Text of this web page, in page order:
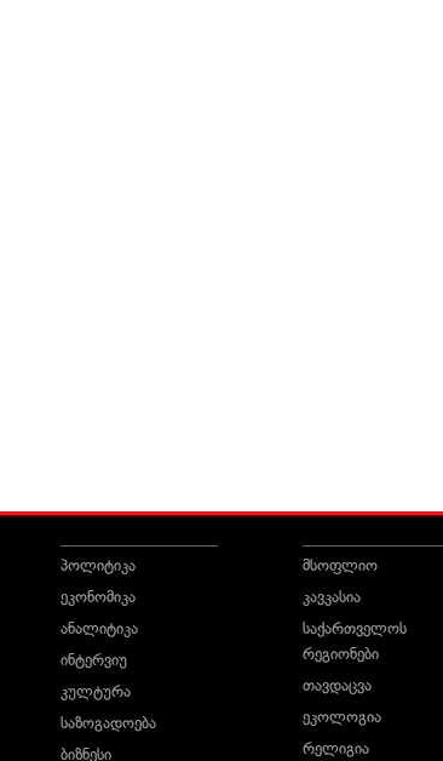
პოლიტიკა
ეკონომიკა
ანალიტიკა
ინტერვიუ
კულტურა
საზოგადოება
ბიზნესი
მსოფლიო
კავკასია
საქართველოს
რეგიონები
თავდაცვა
ეკოლოგია
რელიგია